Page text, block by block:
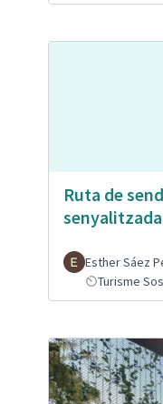
Ruta de
senyalitzada
Esther Sáez
Turisme